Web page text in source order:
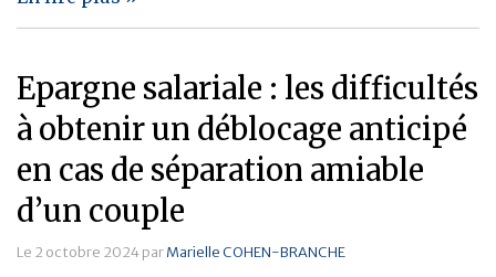
Epargne salariale : les difficultés
à obtenir un déblocage anticipé
en cas de séparation amiable
d’un couple
Le 2 octobre 2024 parMarielle COHEN-BRANCHE